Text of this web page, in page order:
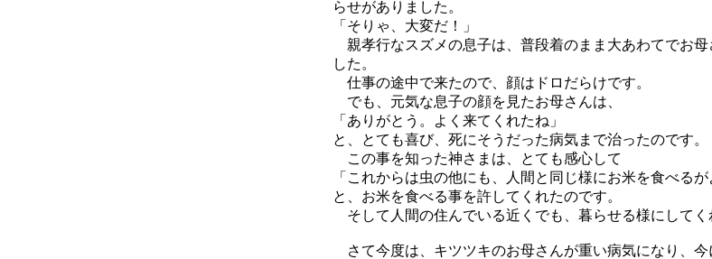
らせがありました。
「そりゃ、大変だ！」
親孝行なスズメの息子は、普段着のまま大あわてでお母
した。
仕事の途中で来たので、顔はドロだらけです。
でも、元気な息子の顔を見たお母さんは、
「ありがとう。よく来てくれたね」
と、とても喜び、死にそうだった病気まで治ったのです。
この事を知った神さまは、とても感心して
「これからは虫の他にも、人間と同じ様にお米を食べるが
と、お米を食べる事を許してくれたのです。
そして人間の住んでいる近くでも、暮らせる様にしてく
さて今度は、キツツキのお母さんが重い病気になり、今